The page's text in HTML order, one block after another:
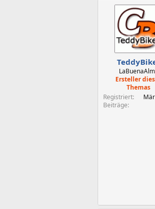
Ersteller
Themas
Registriert
Beiträge